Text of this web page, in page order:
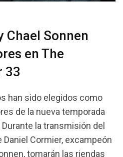
Chael Sonnen
en The
33
han sido elegidos como
de la nueva temporada
la transmisión del
Daniel Cormier, excampeón
tomarán las riendas